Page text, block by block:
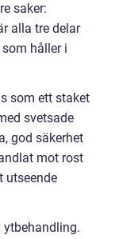
saker:
alla tre delar
håller i
som ett staket
svetsade
god säkerhet
mot rost
utseende
ytbehandling.